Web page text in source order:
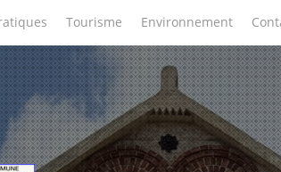
Tourisme Environnement